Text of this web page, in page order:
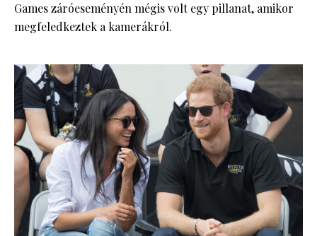
Games záróeseményén mégis volt egy pillanat, amikor
megfeledkeztek a kamerákról.